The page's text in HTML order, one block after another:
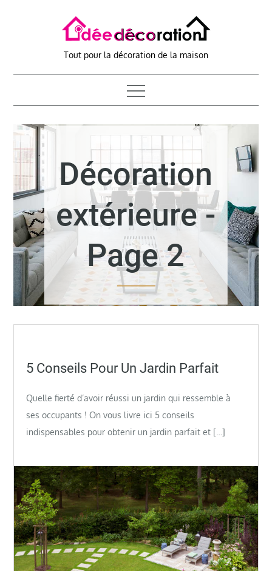
Tout pour la décoration de la maison
Décoration
extérieure -
Page 2
on
5 Conseils Pour Un Jardin Parfait
Quelle fierté d’avoir réussi un jardin qui ressemble à
ses occupants ! On vous livre ici 5 conseils
indispensables pour obtenir un jardin parfait et […]